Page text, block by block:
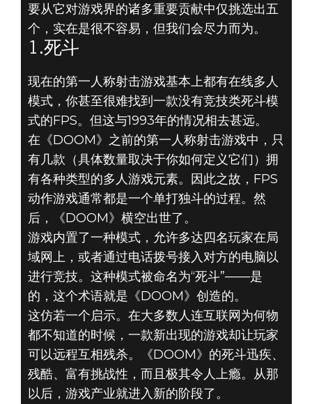
DOOM® Eternal
《DOOM》
（1993）5大创
新 - 1.死斗
要从它对游戏界的诸多重要贡献中仅挑选出五
个，实在是很不容易，但我们会尽力而为。
1.死斗
现在的第一人称射击游戏基本上都有在线多人
模式，你甚至很难找到一款没有竞技类死斗模
式的FPS。但这与1993年的情况相去甚远。
在《DOOM》之前的第一人称射击游戏中，只
有几款（具体数量取决于你如何定义它们）拥
有各种类型的多人游戏元素。因此之故，FPS
动作游戏通常都是一个单打独斗的过程。然
后，《DOOM》横空出世了。
游戏内置了一种模式，允许多达四名玩家在局
域网上，或者通过电话拨号接入对方的电脑以
进行竞技。这种模式被命名为“死斗”——是
的，这个术语就是《DOOM》创造的。
这仿若一个启示。在大多数人连互联网为何物
都不知道的时候，一款新出现的游戏却让玩家
可以远程互相残杀。《DOOM》的死斗迅疾、
残酷、富有挑战性，而且极其令人上瘾。从那
以后，游戏产业就进入新的阶段了。